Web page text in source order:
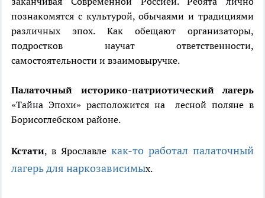
познакомятся с культурой, обычаями и традициями
различных эпох. Как обещают организаторы,
подростков научат ответственности,
самостоятельности и взаимовыручке.
Палаточный историко-патриотический лагерь
«Тайна Эпохи» расположится на лесной поляне в
Борисоглебском районе.
Кстати, в Ярославле как-то работал палаточный
лагерь для наркозависимых.